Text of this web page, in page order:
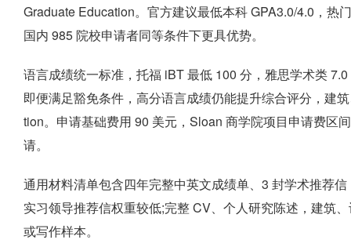
Graduate Education。官方建议最低本科 GPA3.0/4.0，热
国内 985 院校申请者同等条件下更具优势。
语言成绩统一标准，托福 iBT 最低 100 分，雅思学术类
即便满足豁免条件，高分语言成绩仍能提升综合评分，建
tion。申请基础费用 90 美元，Sloan 商学院项目申请费区
请。
通用材料清单包含四年完整中英文成绩单、3 封学术推荐
实习领导推荐信权重较低;完整 CV、个人研究陈述，建筑
或写作样本。